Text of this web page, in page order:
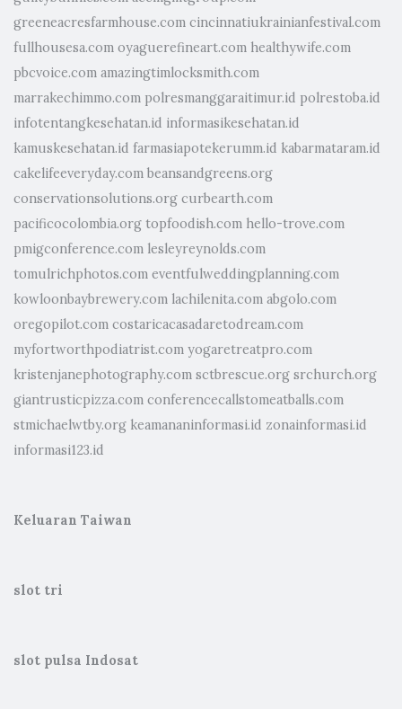
greeneacresfarmhouse.com cincinnatiukrainianfestival.com
fullhousesa.com oyaguerefineart.com healthywife.com
pbcvoice.com amazingtimlocksmith.com
marrakechimmo.com polresmanggaraitimur.id polrestoba.id
infotentangkesehatan.id informasikesehatan.id
kamuskesehatan.id farmasiapotekerumm.id kabarmataram.id
cakelifeeveryday.com beansandgreens.org
conservationsolutions.org curbearth.com
pacificocolombia.org topfoodish.com hello-trove.com
pmigconference.com lesleyreynolds.com
tomulrichphotos.com eventfulweddingplanning.com
kowloonbaybrewery.com lachilenita.com abgolo.com
oregopilot.com costaricacasadaretodream.com
myfortworthpodiatrist.com yogaretreatpro.com
kristenjanephotography.com sctbrescue.org srchurch.org
giantrusticpizza.com conferencecallstomeatballs.com
stmichaelwtby.org keamananinformasi.id zonainformasi.id
informasi123.id
Keluaran Taiwan
slot tri
slot pulsa Indosat